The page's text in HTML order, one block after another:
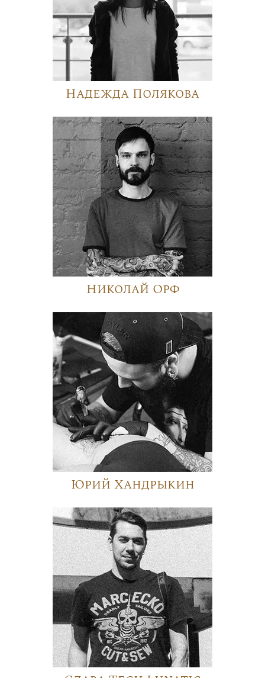
Надежда Полякова
Николай Орф
Юрий Хандрыкин